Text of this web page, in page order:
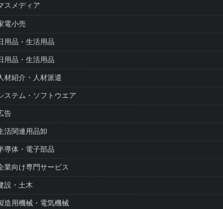
スメディア
電小売
用品・生活用品
用品・生活用品
材紹介・人材派遣
ステム・ソフトウエア
告
活関連用品卸
導体・電子部品
業向け専門サービス
設・土木
造用機械・電気機械